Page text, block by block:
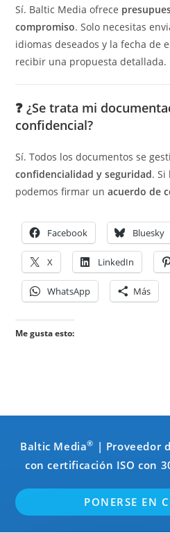
Sí. Baltic Media ofrece
compromiso. Solo necesitas
idiomas deseados y la fecha de
recibir una propuesta detallada.
❓¿Se trata mi
confidencial?
Sí. Todos los documentos se
confidencialidad y seguridad. Si
podemos firmar unacuerdo de
Facebook Bluesky
X LinkedIn
WhatsApp Más
Me gusta esto:
Baltic Media® | Proveedor
con certificación ISO con
PONERSE EN